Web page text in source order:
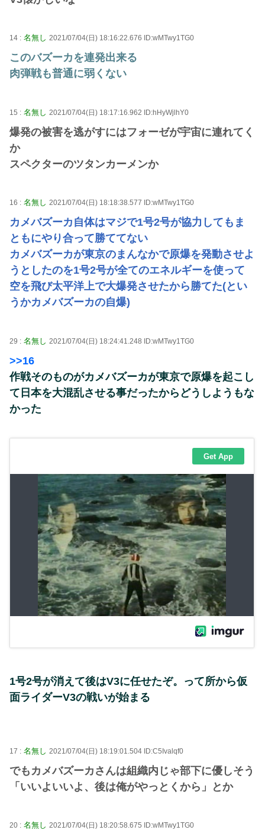
14 : 名無し 2021/07/04(日) 18:16:22.676 ID:wMTwy1TG0
このバズーカを連発出来る
肉弾戦も普通に弱くない
15 : 名無し 2021/07/04(日) 18:17:16.962 ID:hHyWjlhY0
爆発の被害を逃がすにはフォーゼが宇宙に連れてく
か
スペクターのツタンカーメンか
16 : 名無し 2021/07/04(日) 18:18:38.577 ID:wMTwy1TG0
カメバズーカ自体はマジで1号2号が協力してもま
ともにやり合って勝ててない
カメバズーカが東京のまんなかで原爆を発動させよ
うとしたのを1号2号が全てのエネルギーを使って
空を飛び太平洋上で大爆発させたから勝てた(とい
うかカメバズーカの自爆)
29 : 名無し 2021/07/04(日) 18:24:41.248 ID:wMTwy1TG0
>>16
作戦そのものがカメバズーカが東京で原爆を起こし
て日本を大混乱させる事だったからどうしようもな
かった
1号2号が消えて後はV3に任せたぞ。って所から仮
面ライダーV3の戦いが始まる
17 : 名無し 2021/07/04(日) 18:19:01.504 ID:C5Ivalqf0
でもカメバズーカさんは組織内じゃ部下に優しそう
「いいよいいよ、後は俺がやっとくから」とか
20 : 名無し 2021/07/04(日) 18:20:58.675 ID:wMTwy1TG0